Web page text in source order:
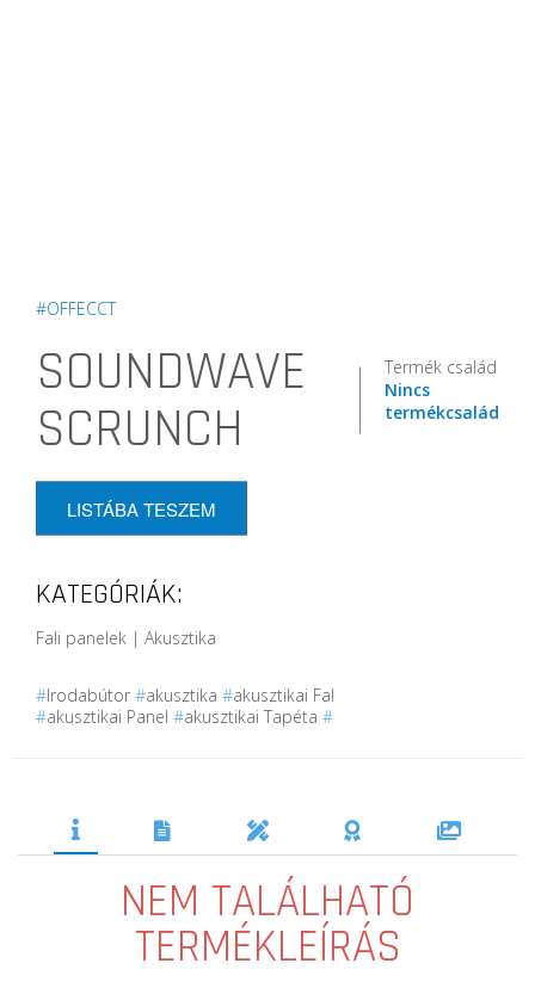
#OFFECCT
SOUNDWAVE
SCRUNCH
Termék család
Nincs
termékcsalád
LISTÁBA TESZEM
KATEGÓRIÁK:
Fali panelek | Akusztika
#Irodabútor #akusztika #akusztikai Fal
#akusztikai Panel #akusztikai Tapéta #
NEM TALÁLHATÓ
TERMÉKLEÍRÁS